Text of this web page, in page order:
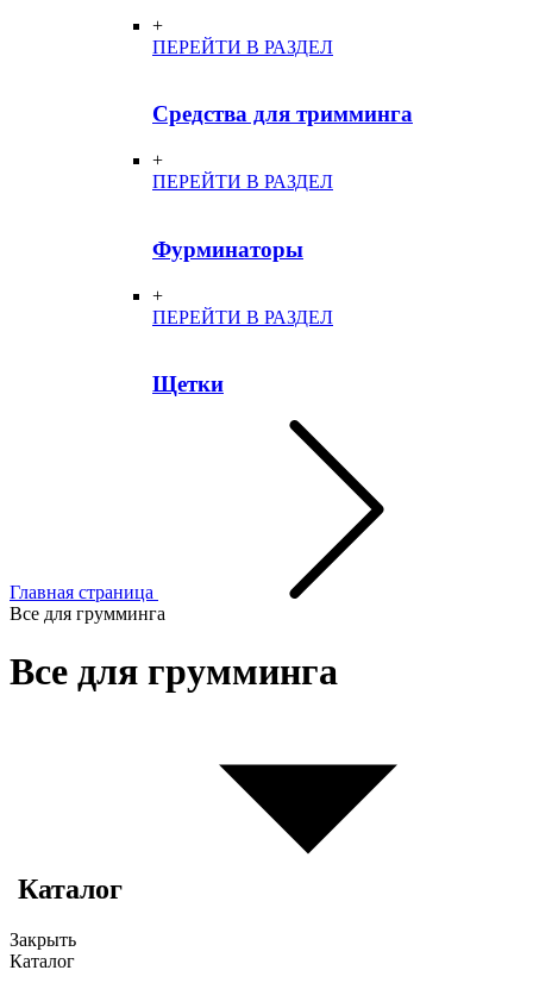
+
ПЕРЕЙТИ В РАЗДЕЛ
Средства для тримминга
+
ПЕРЕЙТИ В РАЗДЕЛ
Фурминаторы
+
ПЕРЕЙТИ В РАЗДЕЛ
Щетки
Главная страница
Все для грумминга
Все для грумминга
Каталог
Закрыть
Каталог